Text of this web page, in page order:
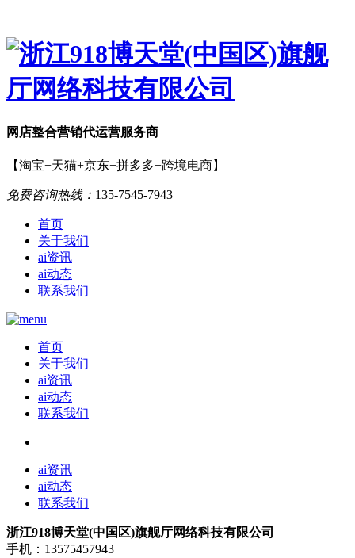
网店整合营销代运营服务商
【淘宝+天猫+京东+拼多多+跨境电商】
免费咨询热线： 135-7545-7943
首页
关于我们
ai资讯
ai动态
联系我们
首页
关于我们
ai资讯
ai动态
联系我们
ai资讯
ai动态
联系我们
浙江918博天堂(中国区)旗舰厅网络科技有限公司
手机：13575457943